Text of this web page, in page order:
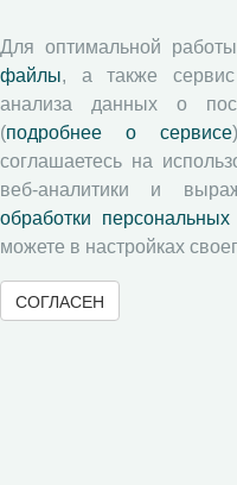
Авторские права
Рецензентам
Положение о
Форма рецензии
Для оптимальной
файлы, а также сервис
анализа данных о
(подробнее о сервисе
соглашаетесь на
веб-аналитики и
обработки
можете в настройках
СОГЛАСЕН